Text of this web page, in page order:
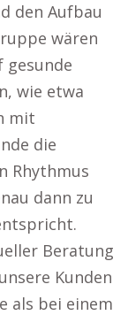
den Aufbau
wären
gesunde
wie etwa
mit
die
Rhythmus
dann zu
Beratung
Kunden
als bei einem